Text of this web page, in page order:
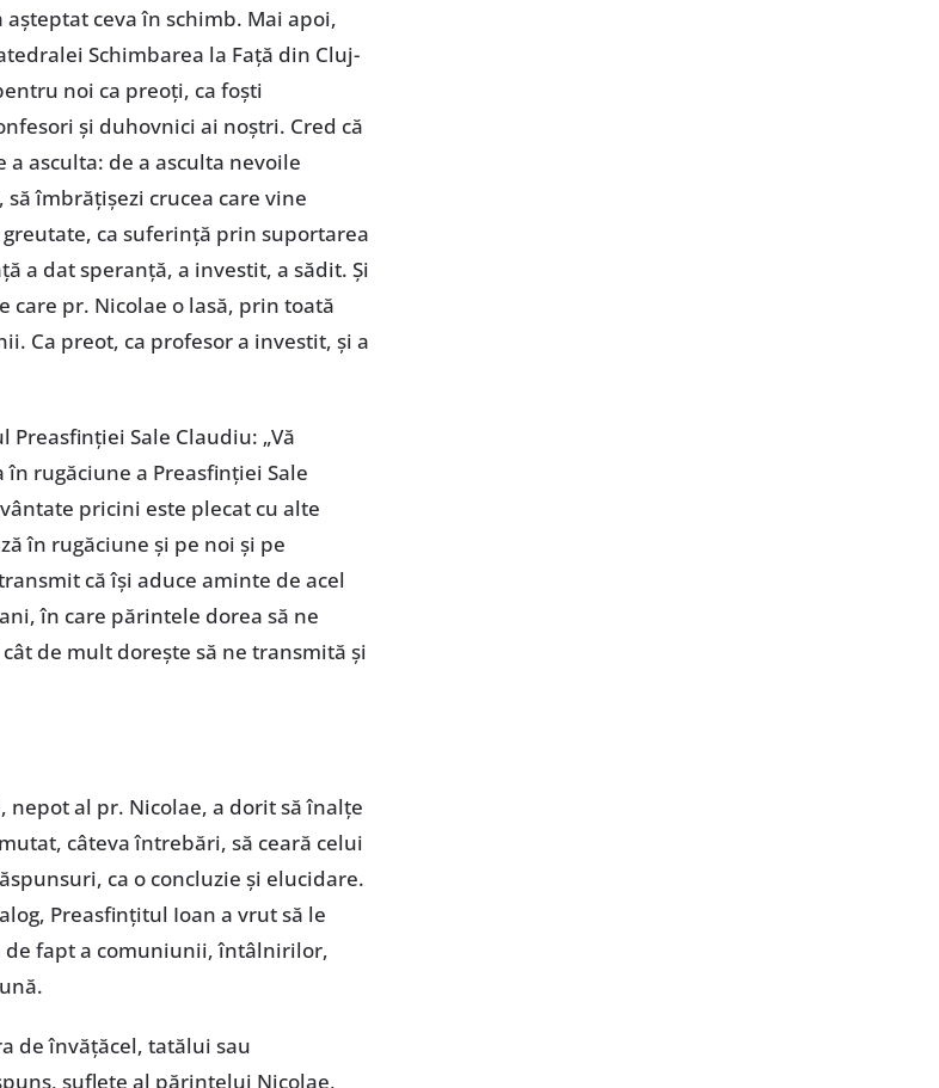
așteptat ceva în schimb. Mai apoi,
Schimbarea la Față din Cluj-
noi ca preoți, ca foști
și duhovnici ai noștri. Cred că
asculta: de a asculta nevoile
îmbrățișezi crucea care vine
ca suferință prin suportarea
a dat speranță, a investit, a sădit. Și
care pr. Nicolae o lasă, prin toată
Ca preot, ca profesor a investit, și a
Preasfinției Sale Claudiu: „Vă
rugăciune a Preasfinției Sale
pricini este plecat cu alte
în rugăciune și pe noi și pe
că își aduce aminte de acel
în care părintele dorea să ne
de mult dorește să ne transmită și
nepot al pr. Nicolae, a dorit să înalțe
câteva întrebări, să ceară celui
ca o concluzie și elucidare.
Preasfințitul Ioan a vrut să le
fapt a comuniunii, întâlnirilor,
de învățăcel, tatălui sau
suflete al părintelui Nicolae,